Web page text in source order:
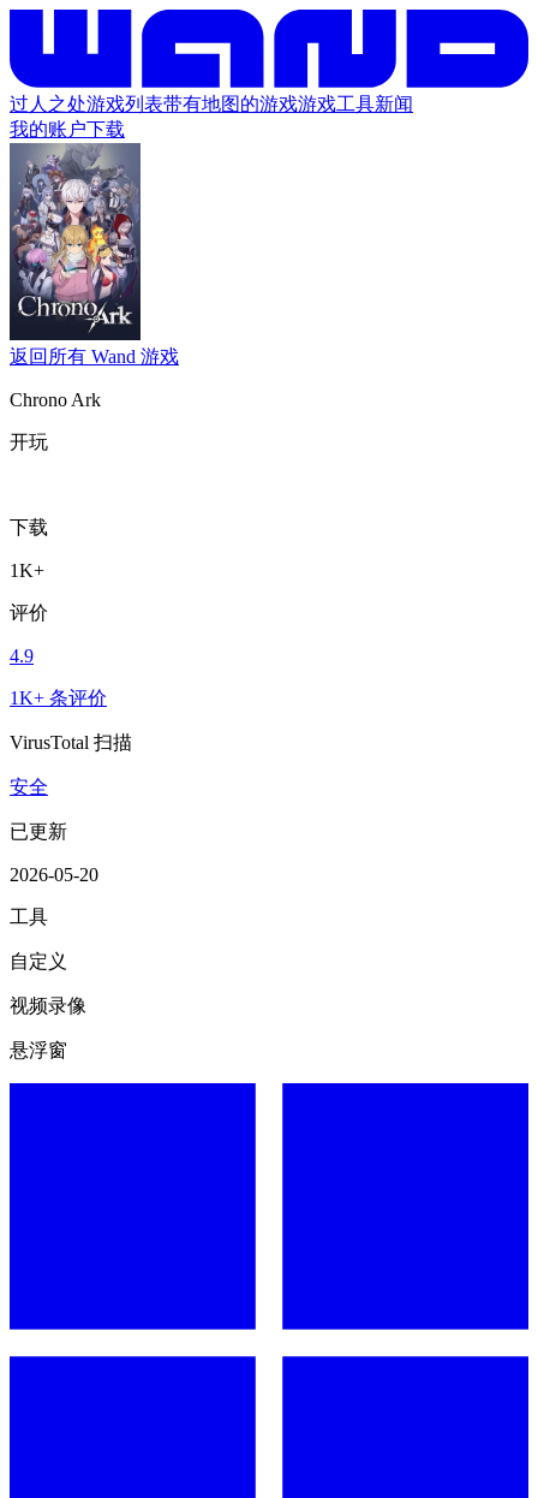
过人之处游戏列表带有地图的游戏游戏工具新闻
我的账户下载
返回所有 Wand 游戏
Chrono Ark
开玩
下载
1K+
评价
4.9
1K+ 条评价
VirusTotal 扫描
安全
已更新
2026-05-20
工具
自定义
视频录像
悬浮窗